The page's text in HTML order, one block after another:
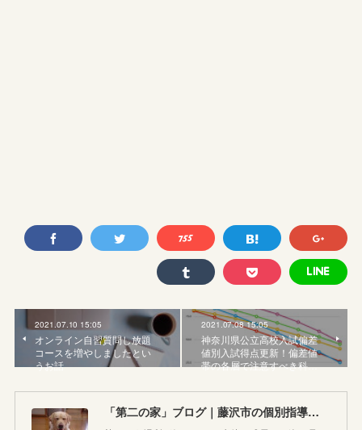
2021.07.10 15:05
オンライン自習質問し放題
コースを増やしましたとい
うお話
2021.07.08 15:05
神奈川県公立高校入試偏差
値別入試得点更新！偏差値
帯の各層で注意すべき科…
「第二の家」ブログ｜藤沢市の個別指導塾のお話